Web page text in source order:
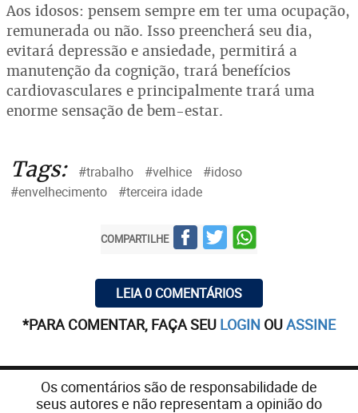
Aos idosos: pensem sempre em ter uma ocupação,
remunerada ou não. Isso preencherá seu dia,
evitará depressão e ansiedade, permitirá a
manutenção da cognição, trará benefícios
cardiovasculares e principalmente trará uma
enorme sensação de bem-estar.
Tags: #trabalho #velhice
#idoso
#envelhecimento
#terceira idade
COMPARTILHE
LEIA 0 COMENTÁRIOS
*PARA COMENTAR, FAÇA SEU LOGIN OUASSINE
Os comentários são de responsabilidade de
seus autores e não representam a opinião do